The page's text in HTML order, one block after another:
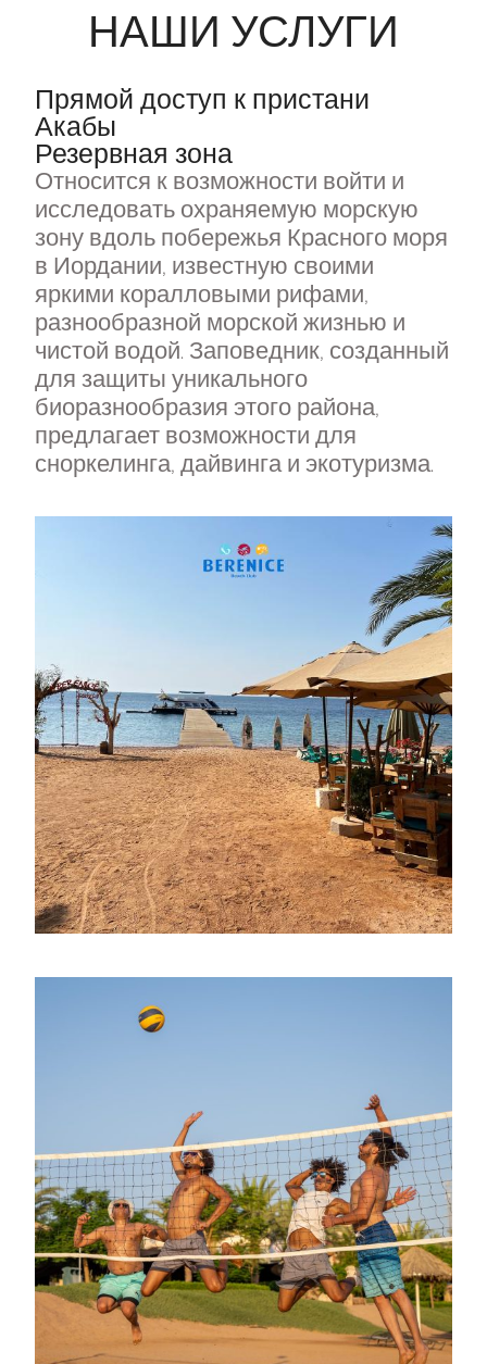
НАШИ УСЛУГИ
Прямой доступ к пристани
Акабы
Резервная зона
Относится к возможности войти и
исследовать охраняемую морскую
зону вдоль побережья Красного моря
в Иордании, известную своими
яркими коралловыми рифами,
разнообразной морской жизнью и
чистой водой. Заповедник, созданный
для защиты уникального
биоразнообразия этого района,
предлагает возможности для
сноркелинга, дайвинга и экотуризма.